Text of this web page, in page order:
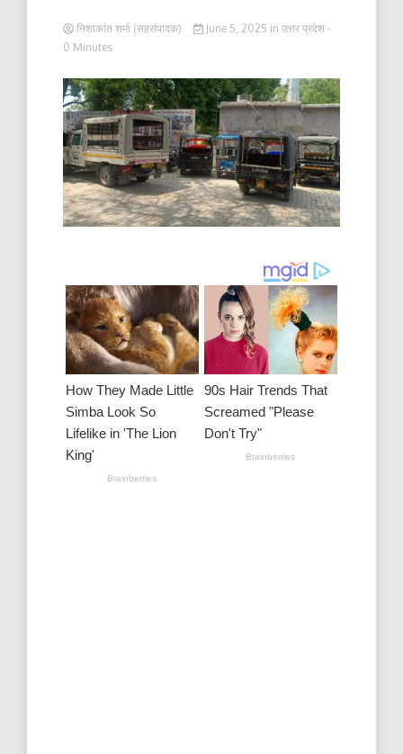
निशाकांत शर्मा (सहसंपादक) June 5, 2025 in उत्तर प्रदेश -
0 Minutes